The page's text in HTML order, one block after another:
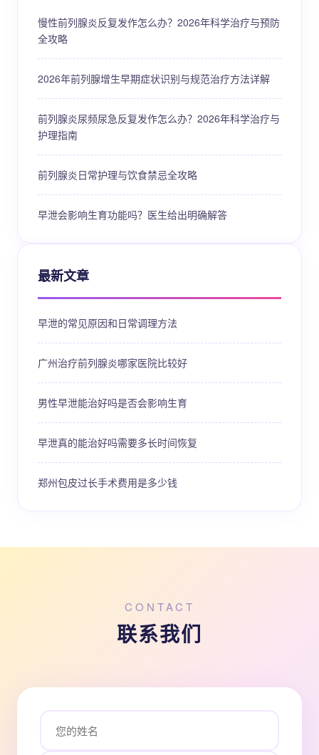
慢性前列腺炎反复发作怎么办？2026年科学治疗与预防
全攻略
2026年前列腺增生早期症状识别与规范治疗方法详解
前列腺炎尿频尿急反复发作怎么办？2026年科学治疗与
护理指南
前列腺炎日常护理与饮食禁忌全攻略
早泄会影响生育功能吗？医生给出明确解答
最新文章
早泄的常见原因和日常调理方法
广州治疗前列腺炎哪家医院比较好
男性早泄能治好吗是否会影响生育
早泄真的能治好吗需要多长时间恢复
郑州包皮过长手术费用是多少钱
CONTACT
联系我们